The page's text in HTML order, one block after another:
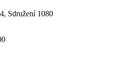
Sdružení 1080